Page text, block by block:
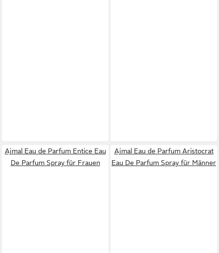
Ajmal Eau de Parfum Entice Eau
De Parfum Spray für Frauen
Ajmal Eau de Parfum Aristocrat
Eau De Parfum Spray für Männer